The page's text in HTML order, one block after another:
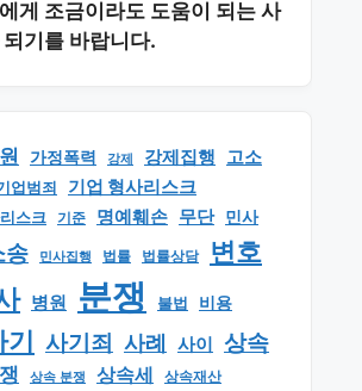
게 조금이라도 도움이 되는 사
기를 바랍니다.
가정폭력 강제 강제집행 고소
업범죄 기업 형사리스크
스크 기준 명예훼손 무단 민사
송 민사집행 법률 법률상담
변호
병원 분쟁 불법 비용
기 사기죄 사례 사이 상속
상속 분쟁 상속세 상속재산